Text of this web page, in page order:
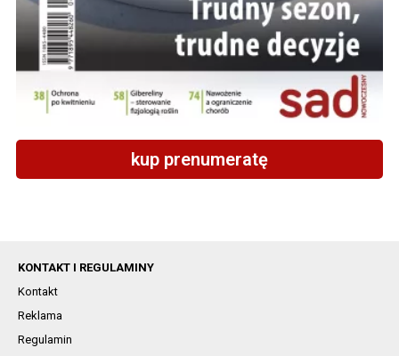
kup prenumeratę
KONTAKT I REGULAMINY
Kontakt
Reklama
Regulamin